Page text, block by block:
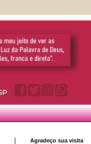
Agradeço sua visita